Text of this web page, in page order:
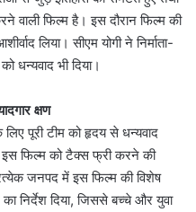
वाली फिल्म है। इस दौरान फिल्म की
लिया। सीएम योगी ने निर्माता-
धन्यवाद भी दिया।
क्षण
पूरी टीम को हृदय से धन्यवाद
इस फिल्म को टैक्स फ्री करने की
जनपद में इस फिल्म की विशेष
निर्देश दिया, जिससे बच्चे और युवा